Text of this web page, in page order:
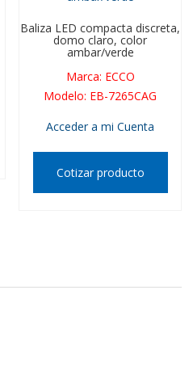
Baliza LED compacta discreta,
domo claro, color
ambar/verde
Marca: ECCO
Modelo: EB-7265CAG
Acceder a mi Cuenta
Cotizar producto